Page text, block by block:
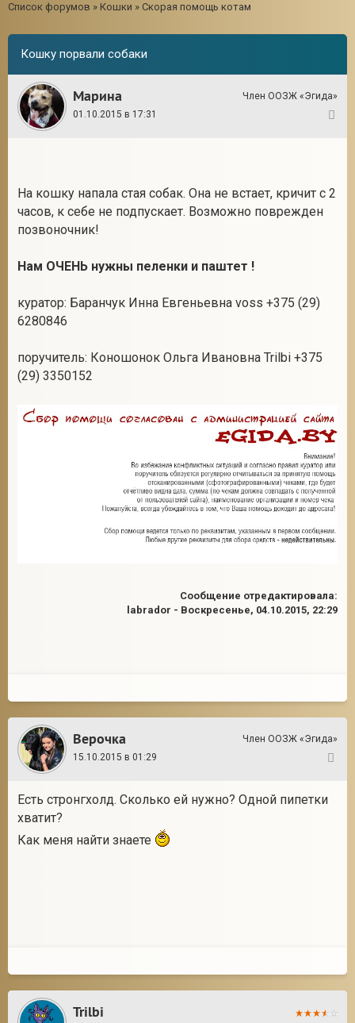
Список форумов » Кошки » Скорая помощь котам
Кошку порвали собаки
Марина
Член ООЗЖ «Эгида»
01.10.2015 в 17:31
На кошку напала стая собак. Она не встает, кричит с 2
часов, к себе не подпускает. Возможно поврежден
позвоночник!
Нам ОЧЕНЬ нужны пеленки и паштет !
куратор: Баранчук Инна Евгеньевна voss +375 (29)
6280846
поручитель: Коношонок Ольга Ивановна Trilbi +375
(29) 3350152
Сообщение отредактировала:
labrador - Воскресенье, 04.10.2015, 22:29
Верочка
Член ООЗЖ «Эгида»
15.10.2015 в 01:29
Есть стронгхолд. Сколько ей нужно? Одной пипетки
хватит?
Как меня найти знаете
Trilbi